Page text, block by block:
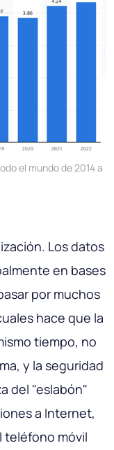
el mundo de 2014 a
Los datos
en bases
por muchos
hace que la
tiempo, no
y la seguridad
del "eslabón"
a Internet,
teléfono móvil